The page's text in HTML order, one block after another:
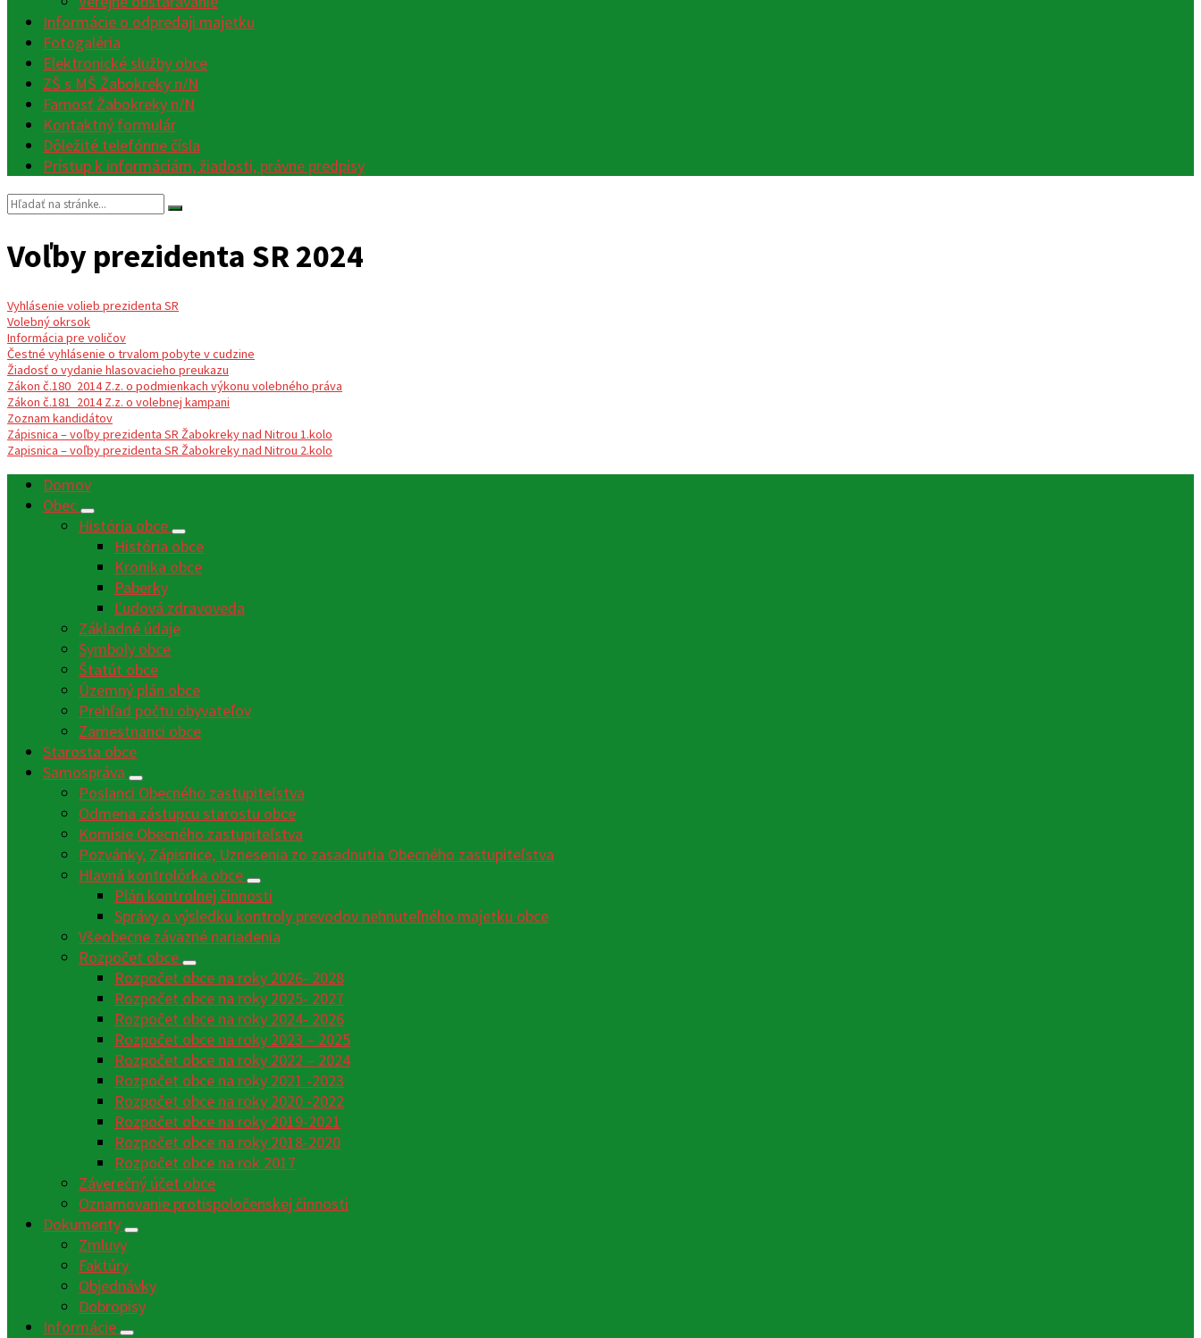
Informácie o odpredaji majetku
Fotogaléria
Elektronické služby obce
ZŠ s MŠ Žabokreky n/N
Farnosť Žabokreky n/N
Kontaktný formulár
Dôležité telefónne čísla
Prístup k informáciám, žiadosti, právne predpisy
Vyhľadávanie:
Voľby prezidenta SR 2024
Vyhlásenie volieb prezidenta SR
Volebný okrsok
Informácia pre voličov
Čestné vyhlásenie o trvalom pobyte v cudzine
Žiadosť o vydanie hlasovacieho preukazu
Zákon č.180_2014 Z.z. o podmienkach výkonu volebného práva
Zákon č.181_2014 Z.z. o volebnej kampani
Zoznam kandidátov
Zápisnica – voľby prezidenta SR Žabokreky nad Nitrou 1.kolo
Zapisnica – voľby prezidenta SR Žabokreky nad Nitrou 2.kolo
Domov
Obec
História obce
História obce
Kronika obce
Paberky
Ľudová zdravoveda
Základné údaje
Symboly obce
Štatút obce
Územný plán obce
Prehľad počtu obyvateľov
Zamestnanci obce
Starosta obce
Samospráva
Poslanci Obecného zastupiteľstva
Odmena zástupcu starostu obce
Komisie Obecného zastupiteľstva
Pozvánky, Zápisnice, Uznesenia zo zasadnutia Obecného zastupiteľstva
Hlavná kontrolórka obce
Plán kontrolnej činnosti
Správy o výsledku kontroly prevodov nehnuteľného majetku obce
Všeobecne záväzné nariadenia
Rozpočet obce
Rozpočet obce na roky 2026- 2028
Rozpočet obce na roky 2025- 2027
Rozpočet obce na roky 2024- 2026
Rozpočet obce na roky 2023 – 2025
Rozpočet obce na roky 2022 – 2024
Rozpočet obce na roky 2021 -2023
Rozpočet obce na roky 2020 -2022
Rozpočet obce na roky 2019-2021
Rozpočet obce na roky 2018-2020
Rozpočet obce na rok 2017
Záverečný účet obce
Oznamovanie protispoločenskej činnosti
Dokumenty
Zmluvy
Faktúry
Objednávky
Dobropisy
Informácie